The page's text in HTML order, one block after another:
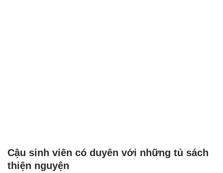
Cậu sinh viên có duyên với những tủ sách
thiện nguyện